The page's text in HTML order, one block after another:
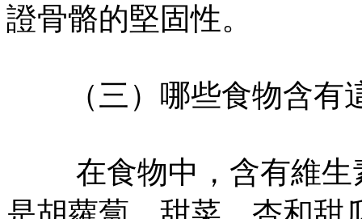
證骨骼的堅固性。
（三）哪些食物含有
在食物中，含有維生